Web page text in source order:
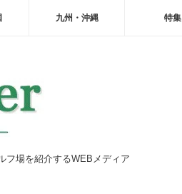
九州・沖縄 特集
フ場を紹介するWEBメディア